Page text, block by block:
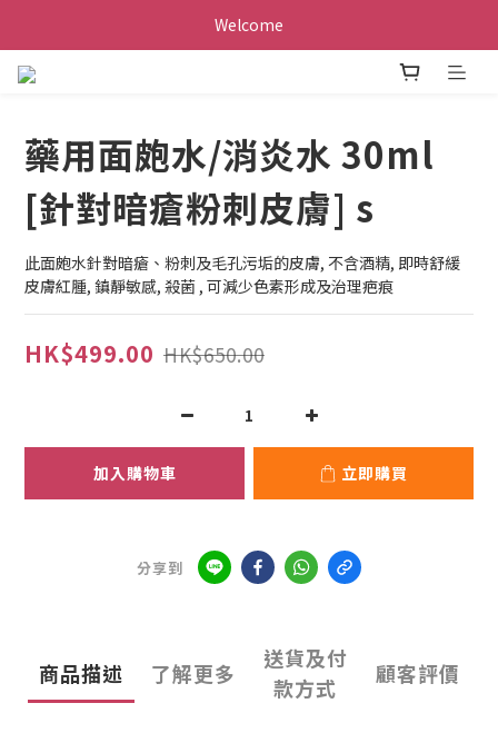
Welcome
藥用面皰水/消炎水 30ml
[針對暗瘡粉刺皮膚] s
此面皰水針對暗瘡、粉刺及毛孔污垢的皮膚, 不含酒精, 即時舒緩
皮膚紅腫, 鎮靜敏感, 殺菌 , 可減少色素形成及治理疤痕
HK$499.00 HK$650.00
加入購物車 立即購買
分享到
商品描述 了解更多
送貨及付
款方式
顧客評價